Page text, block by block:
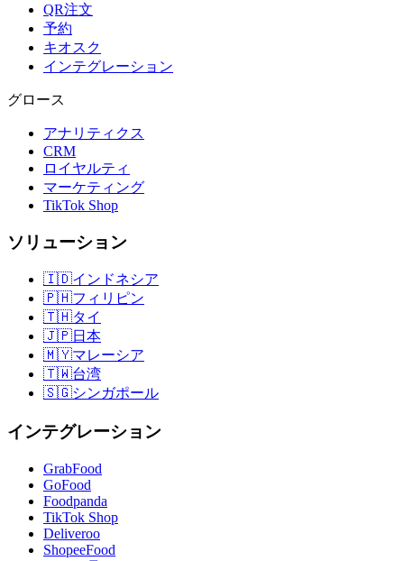
QR注文
予約
キオスク
インテグレーション
グロース
アナリティクス
CRM
ロイヤルティ
マーケティング
TikTok Shop
ソリューション
🇮🇩インドネシア
🇵🇭フィリピン
🇹🇭タイ
🇯🇵日本
🇲🇾マレーシア
🇹🇼台湾
🇸🇬シンガポール
インテグレーション
GrabFood
GoFood
Foodpanda
TikTok Shop
Deliveroo
ShopeeFood